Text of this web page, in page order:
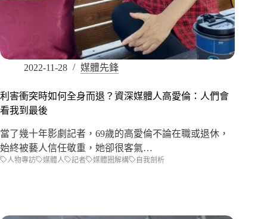
2022-11-28 媒體先鋒
利害衝突時如何全身而退？資深媒體人高愛倫：人們會
看我到最後
當了幾十年影劇記者，69歲的高愛倫不論在職或退休，
始終被藝人信任敬重，她卻很客氣…
人物專訪 媒體人 記者 媒體圈解構 自我剖析